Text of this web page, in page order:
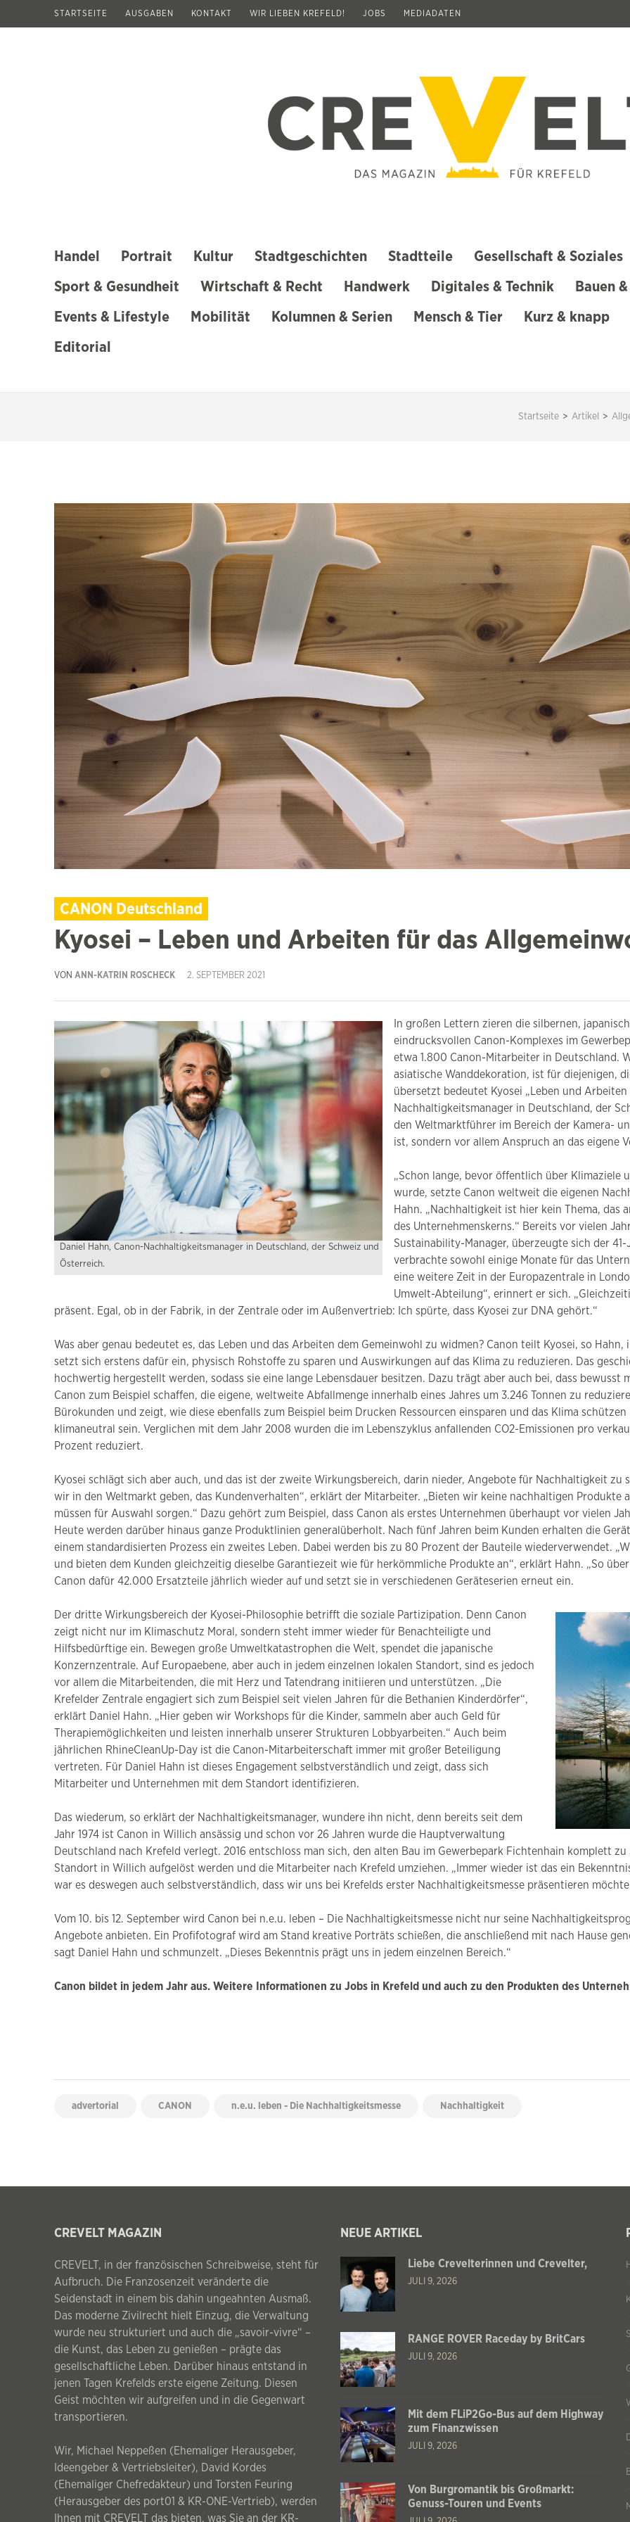
STARTSEITE AUSGABEN KONTAKT WIR LIEBEN KREFELD! JOBS MEDIADATEN
Handel Portrait Kultur Stadtgeschichten Stadtteile Gesellschaft & Soziales
Sport & Gesundheit Wirtschaft & Recht Handwerk Digitales & Technik Bauen
Events & Lifestyle Mobilität Kolumnen & Serien Mensch & Tier Kurz & knapp
Editorial
Startseite > Artikel >
CANON Deutschland
Kyosei – Leben und Arbeiten für das
VON ANN-KATRIN ROSCHECK 2. SEPTEMBER 2021
Daniel Hahn, Canon-Nachhaltigkeitsmanager in Deutschland, der Schweiz und
Österreich.
In großen Lettern zieren die silbernen,
eindrucksvollen Canon-Komplexes im
etwa 1.800 Canon-Mitarbeiter in Deutschland.
asiatische Wanddekoration, ist für diejenigen,
übersetzt bedeutet Kyosei „Leben und
Nachhaltigkeitsmanager in Deutschland, der
den Weltmarktführer im Bereich der Kamera-
ist, sondern vor allem Anspruch an das eigene
„Schon lange, bevor öffentlich über
wurde, setzte Canon weltweit die eigenen
Hahn. „Nachhaltigkeit ist hier kein Thema, das
des Unternehmenskerns.“ Bereits vor vielen
Sustainability-Manager, überzeugte sich der
verbrachte sowohl einige Monate für das
eine weitere Zeit in der Europazentrale in
Umwelt-Abteilung“, erinnert er sich.
präsent. Egal, ob in der Fabrik, in der Zentrale oder im Außenvertrieb: Ich spürte, dass Kyosei zur DNA gehört.“
Was aber genau bedeutet es, das Leben und das Arbeiten dem Gemeinwohl zu widmen? Canon teilt Kyosei, so
setzt sich erstens dafür ein, physisch Rohstoffe zu sparen und Auswirkungen auf das Klima zu reduzieren. Das
hochwertig hergestellt werden, sodass sie eine lange Lebensdauer besitzen. Dazu trägt aber auch bei, dass bewusst
Canon zum Beispiel schaffen, die eigene, weltweite Abfallmenge innerhalb eines Jahres um 3.246 Tonnen zu
Bürokunden und zeigt, wie diese ebenfalls zum Beispiel beim Drucken Ressourcen einsparen und das Klima
klimaneutral sein. Verglichen mit dem Jahr 2008 wurden die im Lebenszyklus anfallenden CO2-Emissionen pro
Prozent reduziert.
Kyosei schlägt sich aber auch, und das ist der zweite Wirkungsbereich, darin nieder, Angebote für Nachhaltigkeit zu
wir in den Weltmarkt geben, das Kundenverhalten“, erklärt der Mitarbeiter. „Bieten wir keine nachhaltigen Produkte
müssen für Auswahl sorgen.“ Dazu gehört zum Beispiel, dass Canon als erstes Unternehmen überhaupt vor vielen
Heute werden darüber hinaus ganze Produktlinien generalüberholt. Nach fünf Jahren beim Kunden erhalten die
einem standardisierten Prozess ein zweites Leben. Dabei werden bis zu 80 Prozent der Bauteile wiederverwendet.
und bieten dem Kunden gleichzeitig dieselbe Garantiezeit wie für herkömmliche Produkte an“, erklärt Hahn. „So
Canon dafür 42.000 Ersatzteile jährlich wieder auf und setzt sie in verschiedenen Geräteserien erneut ein.
Der dritte Wirkungsbereich der Kyosei-Philosophie betrifft die soziale Partizipation. Denn Canon
zeigt nicht nur im Klimaschutz Moral, sondern steht immer wieder für Benachteiligte und
Hilfsbedürftige ein. Bewegen große Umweltkatastrophen die Welt, spendet die japanische
Konzernzentrale. Auf Europaebene, aber auch in jedem einzelnen lokalen Standort, sind es jedoch
vor allem die Mitarbeitenden, die mit Herz und Tatendrang initiieren und unterstützen. „Die
Krefelder Zentrale engagiert sich zum Beispiel seit vielen Jahren für die Bethanien Kinderdörfer“,
erklärt Daniel Hahn. „Hier geben wir Workshops für die Kinder, sammeln aber auch Geld für
Therapiemöglichkeiten und leisten innerhalb unserer Strukturen Lobbyarbeiten.“ Auch beim
jährlichen RhineCleanUp-Day ist die Canon-Mitarbeiterschaft immer mit großer Beteiligung
vertreten. Für Daniel Hahn ist dieses Engagement selbstverständlich und zeigt, dass sich
Mitarbeiter und Unternehmen mit dem Standort identifizieren.
Das wiederum, so erklärt der Nachhaltigkeitsmanager, wundere ihn nicht, denn bereits seit dem
Jahr 1974 ist Canon in Willich ansässig und schon vor 26 Jahren wurde die Hauptverwaltung
Deutschland nach Krefeld verlegt. 2016 entschloss man sich, den alten Bau im Gewerbepark Fichtenhain komplett
Standort in Willich aufgelöst werden und die Mitarbeiter nach Krefeld umziehen. „Immer wieder ist das ein
war es deswegen auch selbstverständlich, dass wir uns bei Krefelds erster Nachhaltigkeitsmesse präsentieren
Vom 10. bis 12. September wird Canon bei n.e.u. leben – Die Nachhaltigkeitsmesse nicht nur seine
Angebote anbieten. Ein Profifotograf wird am Stand kreative Porträts schießen, die anschließend mit nach Hause
sagt Daniel Hahn und schmunzelt. „Dieses Bekenntnis prägt uns in jedem einzelnen Bereich.“
Canon bildet in jedem Jahr aus. Weitere Informationen zu Jobs in Krefeld und auch zu den Produkten des
advertorial CANON n.e.u. leben - Die Nachhaltigkeitsmesse Nachhaltigkeit
CREVELT MAGAZIN
CREVELT, in der französischen Schreibweise, steht für
Aufbruch. Die Franzosenzeit veränderte die
Seidenstadt in einem bis dahin ungeahnten Ausmaß.
Das moderne Zivilrecht hielt Einzug, die Verwaltung
wurde neu strukturiert und auch die „savoir-vivre“ –
die Kunst, das Leben zu genießen – prägte das
gesellschaftliche Leben. Darüber hinaus entstand in
jenen Tagen Krefelds erste eigene Zeitung. Diesen
Geist möchten wir aufgreifen und in die Gegenwart
transportieren.
Wir, Michael Neppeßen (Ehemaliger Herausgeber,
Ideengeber & Vertriebsleiter), David Kordes
(Ehemaliger Chefredakteur) und Torsten Feuring
(Herausgeber des port01 & KR-ONE-Vertrieb), werden
Ihnen mit CREVELT das bieten, was Sie an der KR-
NEUE ARTIKEL
Liebe Crevelterinnen und Crevelter,
JULI 9, 2026
RANGE ROVER Raceday by BritCars
JULI 9, 2026
Mit dem FLiP2Go-Bus auf dem Highway
zum Finanzwissen
JULI 9, 2026
Von Burgromantik bis Großmarkt:
Genuss-Touren und Events